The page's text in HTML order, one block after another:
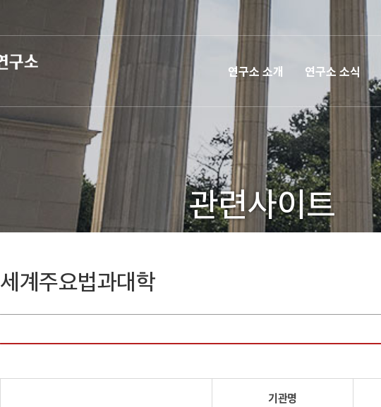
연구소 소개 연구소 소식
관련사이트
세계주요법과대학
기관명